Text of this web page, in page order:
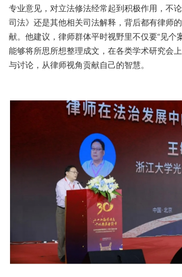
专业意见，对立法修法经常起到积极作用，不
司法》还是其他相关司法解释，背后都有律师
献。他建议，律师群体平时视野里不仅要“见个
能够将所思所想整理成文，在各类学术研究会
与讨论，从律师视角贡献自己的智慧。